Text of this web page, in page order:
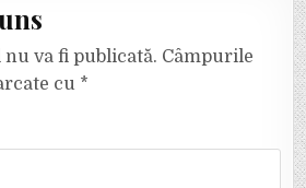
nu va fi publicată. Câmpurile
cu *